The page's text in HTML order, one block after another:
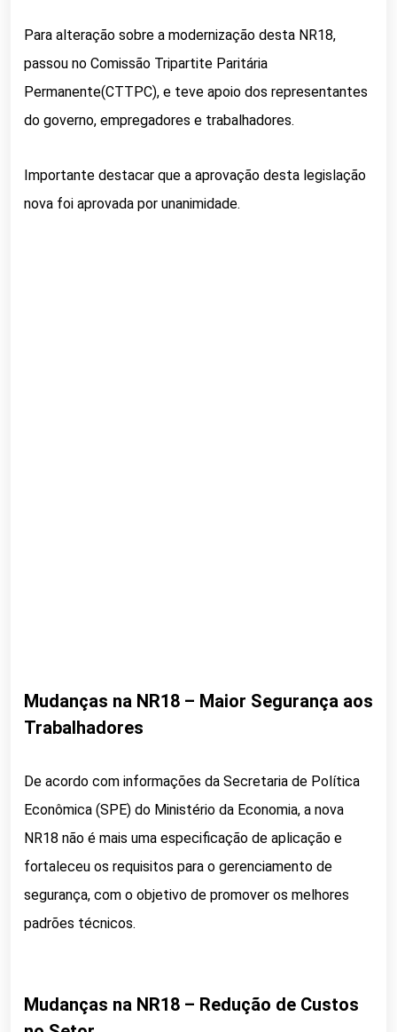
Para alteração sobre a modernização desta NR18,
passou no Comissão Tripartite Paritária
Permanente(CTTPC), e teve apoio dos representantes
do governo, empregadores e trabalhadores.
Importante destacar que a aprovação desta legislação
nova foi aprovada por unanimidade.
Mudanças na NR18 – Maior Segurança aos
Trabalhadores
De acordo com informações da Secretaria de Política
Econômica (SPE) do Ministério da Economia, a nova
NR18 não é mais uma especificação de aplicação e
fortaleceu os requisitos para o gerenciamento de
segurança, com o objetivo de promover os melhores
padrões técnicos.
Mudanças na NR18 – Redução de Custos